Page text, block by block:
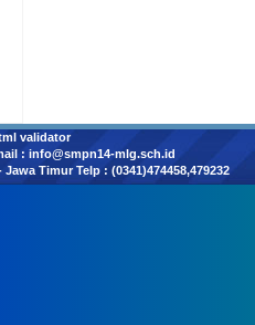
validator
: info@smpn14-mlg.sch.id
Timur Telp : (0341)474458,479232